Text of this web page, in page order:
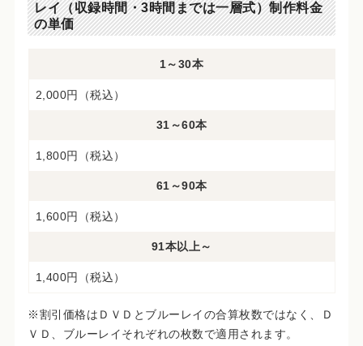
レイ（収録時間・3時間までは一層式）制作料金
の単価
1～30本
2,000円（税込）
31～60本
1,800円（税込）
61～90本
1,600円（税込）
91本以上～
1,400円（税込）
※割引価格はＤＶＤとブルーレイの合算枚数ではなく、Ｄ
ＶＤ、ブルーレイそれぞれの枚数で適用されます。